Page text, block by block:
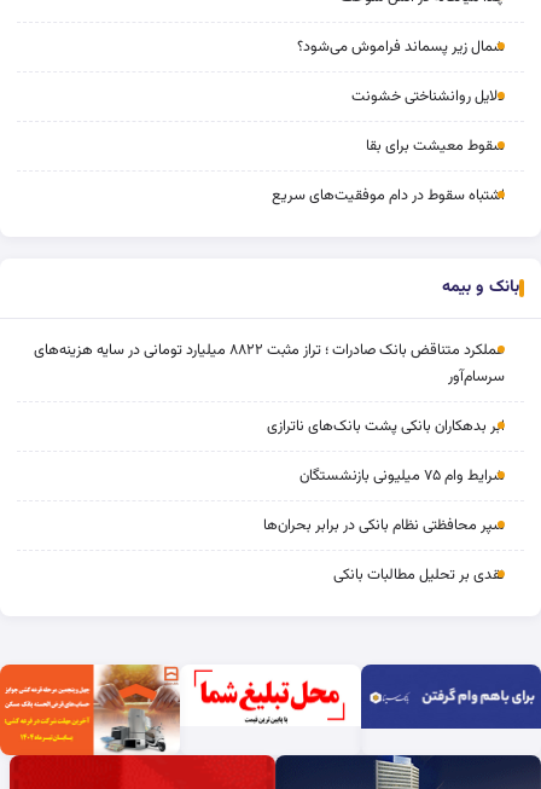
شمال زیر پسماند فراموش می‌شود؟
دلایل روانشناختی خشونت
سقوط معیشت برای بقا
اشتباه سقوط در دام موفقیت‌های سریع
بانک و بیمه
عملکرد متناقض بانک صادرات ؛ تراز مثبت ۸۸۲۲ میلیارد تومانی در سایه هزینه‌های
سرسام‌آور
ابر بدهکاران بانکی پشت بانک‌های ناترازی
شرایط وام ۷۵ میلیونی بازنشستگان
سپر محافظتی نظام بانکی در برابر بحران‌ها
نقدی بر تحلیل مطالبات بانکی